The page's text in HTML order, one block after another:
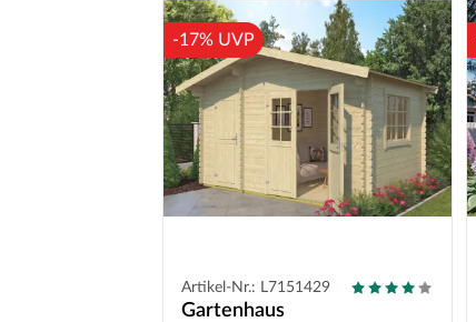
-17% UVP
Artikel-Nr.: L7151429
Gartenhaus